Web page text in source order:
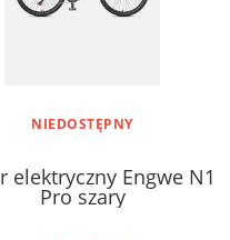
NIEDOSTĘPNY
elektryczny Engwe N1
Pro szary